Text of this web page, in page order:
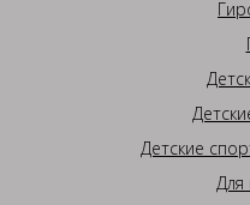
Детские
Для